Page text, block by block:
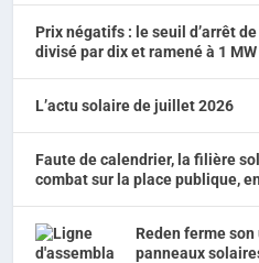
Prix négatifs : le seuil d’arrêt
divisé par dix et ramené à 1 MW
L’actu solaire de juillet 2026
Faute de calendrier, la filière
combat sur la place publique,
Reden ferme son
panneaux